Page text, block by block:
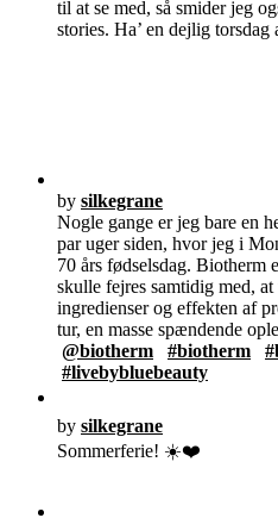
til at se med, så smider jeg
stories. Ha’ en dejlig torsdag
by silkegrane
Nogle gange er jeg bare en
par uger siden, hvor jeg i
70 års fødselsdag. Biotherm
skulle fejres samtidig med,
ingredienser og effekten af
tur, en masse spændende
@biotherm
#biotherm
#livebybluebeauty
by silkegrane
Sommerferie! ☀️❤️